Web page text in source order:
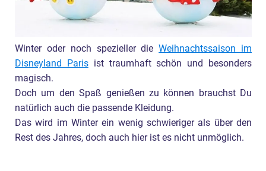
Winter oder noch spezieller dieWeihnachtssaison im
Disneyland Parisist traumhaft schön und besonders
magisch.
Doch um den Spaß genießen zu können brauchst Du
natürlich auch die passende Kleidung.
Das wird im Winter ein wenig schwieriger als über den
Rest des Jahres, doch auch hier ist es nicht unmöglich.